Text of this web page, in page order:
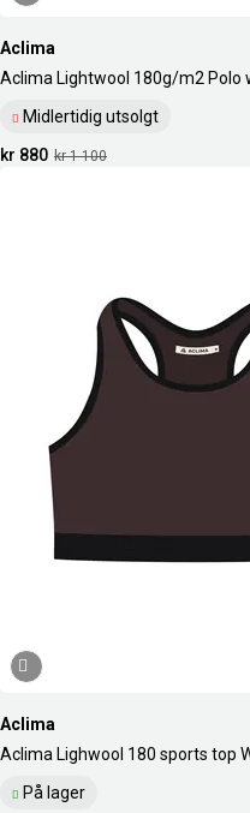
Aclima
Aclima Lightwool 180g/m2
Midlertidig utsolgt
kr 1 100
kr 880
Aclima
Aclima Lighwool 180 sports top
På lager